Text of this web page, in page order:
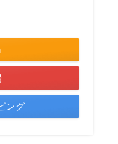
ング